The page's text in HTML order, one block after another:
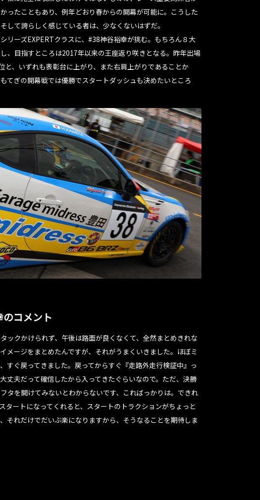
ったこともあり、例年どおり春からの開幕が可能に。こうした
して誇らしく感じている者は、少なくないはずだ。
リーズEXPERTクラスに、#38神谷裕幸が挑む。もちろん８大
、目指すところは2017年以来の王座返り咲きとなる。昨年出場
と、いずれも表彰台に上がり、また右肩上がりであることか
てぎの開幕戦では優勝でスタートダッシュも決めたいところ
コメント
タックかけられず、午後は路面が良くなくて、全然まとめきれな
メージをまとめたんですが、それがうまくいきました。ほぼミ
すぐ戻ってきました。戻ってからすぐ『走路外走行検証中』っ
丈夫だって確信したから入ってきたぐらいなので。ただ、決勝
タを開けてみないとわからないです、こればっかりは。できれ
タートになってくれると、スタートのトラクションがちょっと
それだけでだいぶ楽になりますから、そうなることを期待しま